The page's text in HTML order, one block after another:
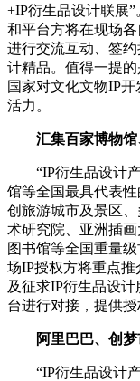
+IP衍生品设计联展
和平台方将在现场
进行交流互动、签
计精品。值得一提
国家对文化文物IP
活力。
汇集百家博物
“IP衍生品设计产
馆等全国最具代表
创旅游城市及景区
术研究院、亚洲插
图书馆等全国重量
场IP授权方将重点
及征求IP衍生品设
台进行对接，提供授
阿里巴巴、创
“IP衍生品设计产